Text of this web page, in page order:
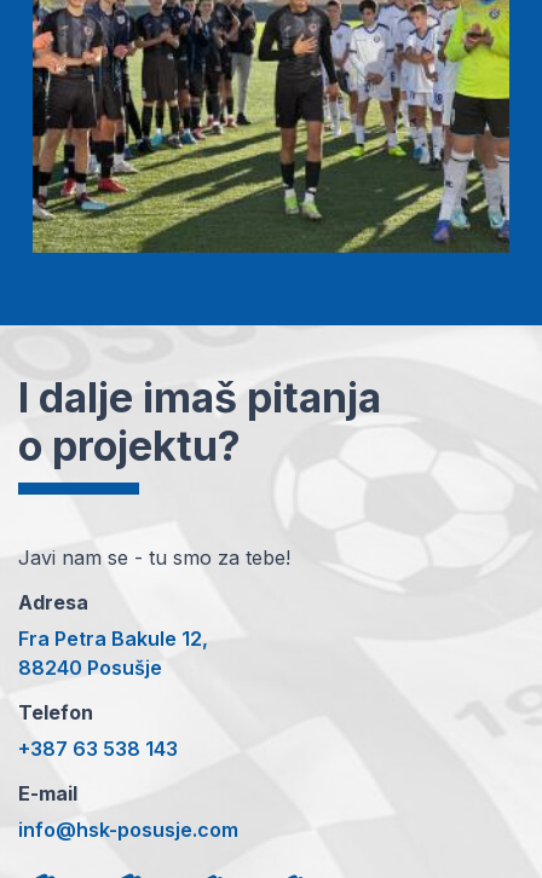
I dalje imaš pitanja
o projektu?
Javi nam se - tu smo za tebe!
Adresa
Fra Petra Bakule 12,
88240 Posušje
Telefon
+387 63 538 143
E-mail
info@hsk-posusje.com